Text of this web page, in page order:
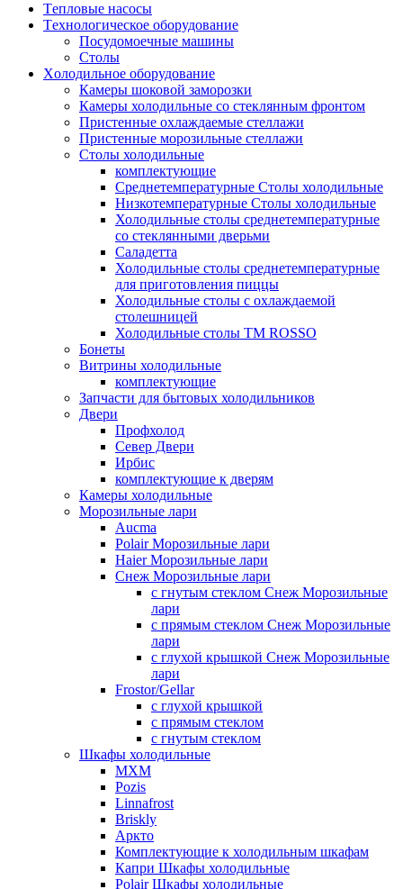
Tепловые насосы
Tехнологическое оборудование
Посудомоечные машины
Столы
Xолодильное оборудование
Камеры шоковой заморозки
Камеры холодильные со стеклянным фронтом
Пристенные охлаждаемые стеллажи
Пристенные морозильные стеллажи
Столы холодильные
комплектующие
Среднетемпературные Столы холодильные
Низкотемпературные Столы холодильные
Холодильные столы среднетемпературные
со стеклянными дверьми
Саладетта
Холодильные столы среднетемпературные
для приготовления пиццы
Холодильные столы с охлаждаемой
столешницей
Холодильные столы ТМ ROSSO
Бонеты
Витрины холодильные
комплектующие
Запчасти для бытовых холодильников
Двери
Профхолод
Север Двери
Ирбис
комплектующие к дверям
Камеры холодильные
Морозильные лари
Aucma
Polair Морозильные лари
Haier Морозильные лари
Снеж Морозильные лари
с гнутым стеклом Снеж Морозильные
лари
с прямым стеклом Снеж Морозильные
лари
с глухой крышкой Снеж Морозильные
лари
Frostor/Gellar
с глухой крышкой
с прямым стеклом
с гнутым стеклом
Шкафы холодильные
МХМ
Pozis
Linnafrost
Briskly
Аркто
Комплектующие к холодильным шкафам
Капри Шкафы холодильные
Polair Шкафы холодильные